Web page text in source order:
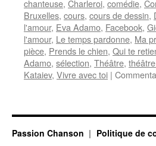
chanteuse, Charleroi, comédie,
Bruxelles, cours, cours de dessin,
l'amour, Eva Adamo, Facebook,
l'amour, Le temps pardonne, Ma
pièce, Prends le chien, Qui te
Adamo, sélection, Théâtre,
Kataiev, Vivre avec toi |
Passion Chanson Politique de